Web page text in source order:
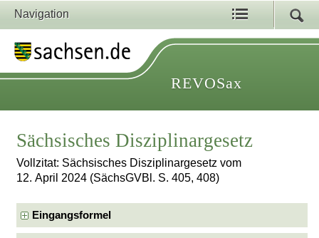
Navigation
REVOSax
Sächsisches Disziplinargesetz
Vollzitat: Sächsisches Disziplinargesetz vom
12. April 2024 (SächsGVBl. S. 405, 408)
Eingangsformel